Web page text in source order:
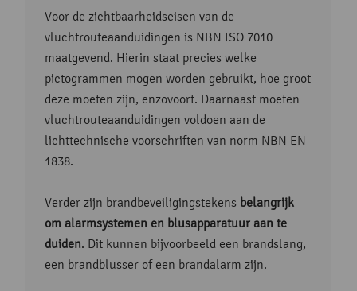
Voor de zichtbaarheidseisen van de
vluchtrouteaanduidingen is NBN ISO 7010
maatgevend. Hierin staat precies welke
pictogrammen mogen worden gebruikt, hoe groot
deze moeten zijn, enzovoort. Daarnaast moeten
vluchtrouteaanduidingen voldoen aan de
lichttechnische voorschriften van norm NBN EN
1838.
Verder zijn brandbeveiligingstekens belangrijk
om alarmsystemen en blusapparatuur aan te
duiden. Dit kunnen bijvoorbeeld een brandslang,
een brandblusser of een brandalarm zijn.